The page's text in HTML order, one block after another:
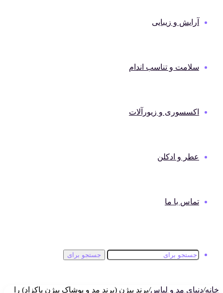
آرایش و زیبایی
سلامت و تناسب اندام
اکسسوری و زیورآلات
عطر و ادکلن
تماس با ما
جستجو برای
خانه/دنیای مد و لباس/برند بیژن (برند مد و پوشاک بیژن پاکزاد) را